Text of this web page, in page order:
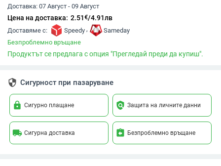
Доставка: 07 Август - 09 Август
Цена на доставка: 2.51€/4.91лв
Доставяме с: Speedy ,
Sameday
Безпроблемно връщане
Продуктът се предлага с опция "Прегледай преди да купиш".
security Сигурност при пазаруване
lock Сигурно плащане policy Защита на личните данни
local_shipping Сигурна доставка assignment_return Безпроблемно връщане